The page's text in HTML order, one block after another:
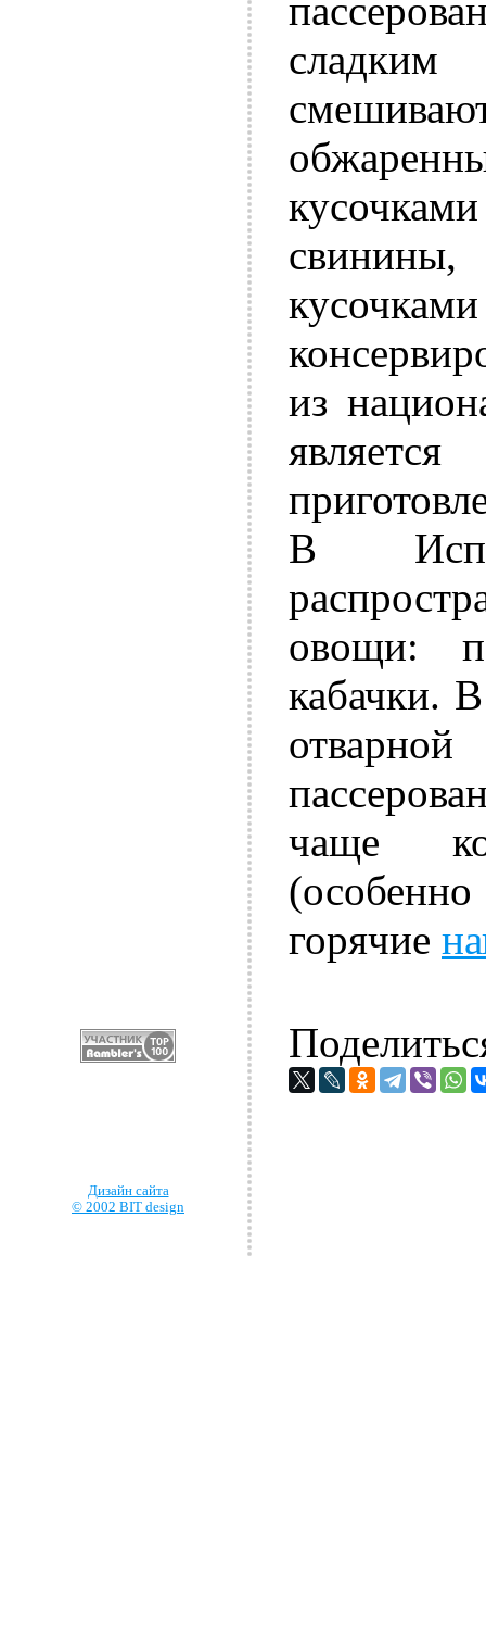
из
В
овощи:
кабачки.
чаще
горячие
Дизайн сайта
© 2002 BIT design